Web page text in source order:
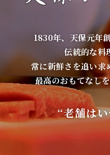
1830年、天保元年
伝統的な料
常に新鮮さを追い求
最高のおもてなし
“老舗は